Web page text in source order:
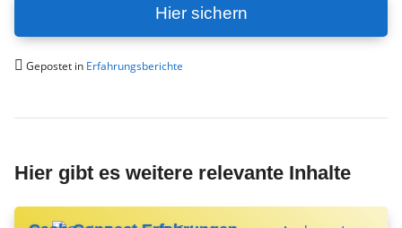
Hier sichern
Gepostet in Erfahrungsberichte
Hier gibt es weitere relevante Inhalte